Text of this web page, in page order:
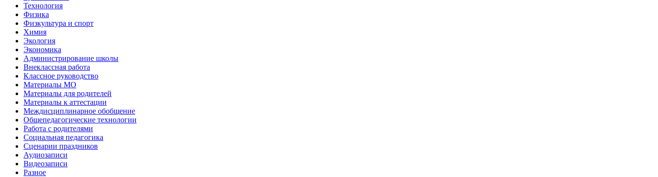
Технология
Физика
Физкультура и спорт
Химия
Экология
Экономика
Администрирование школы
Внеклассная работа
Классное руководство
Материалы МО
Материалы для родителей
Материалы к аттестации
Междисциплинарное обобщение
Общепедагогические технологии
Работа с родителями
Социальная педагогика
Сценарии праздников
Аудиозаписи
Видеозаписи
Разное